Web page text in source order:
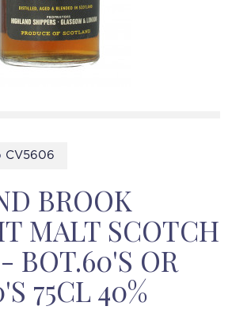
CV5606
BROOK
MALT SCOTCH
BOT.60'S OR
75CL 40%